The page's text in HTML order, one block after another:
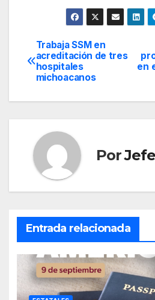
Navegación
de
entradas
en
Trabaja SSM en
acreditación de tres
hospitales
michoacanos
Por
Entrada relacionada